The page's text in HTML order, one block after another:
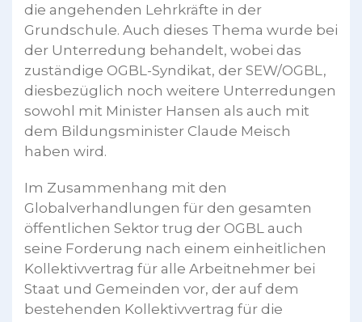
die angehenden Lehrkräfte in der
Grundschule. Auch dieses Thema wurde bei
der Unterredung behandelt, wobei das
zuständige OGBL-Syndikat, der SEW/OGBL,
diesbezüglich noch weitere Unterredungen
sowohl mit Minister Hansen als auch mit
dem Bildungsminister Claude Meisch
haben wird.
Im Zusammenhang mit den
Globalverhandlungen für den gesamten
öffentlichen Sektor trug der OGBL auch
seine Forderung nach einem einheitlichen
Kollektivvertrag für alle Arbeitnehmer bei
Staat und Gemeinden vor, der auf dem
bestehenden Kollektivvertrag für die